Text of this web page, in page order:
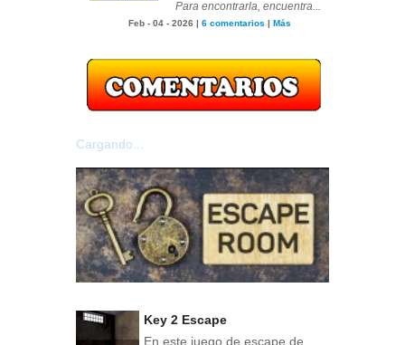
Para encontrarla, encuentra...
Feb - 04 - 2026 | 6 comentarios | Más
Cargando...
Key 2 Escape
En este juego de escape de